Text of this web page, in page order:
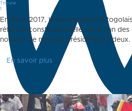
Tribune
1
Commentaire
En Aout 2017, le gouvernement
réforme constitutionnelle, dont l’un
nombre de mandat présidentiel à
En savoir plus